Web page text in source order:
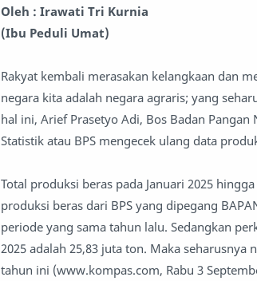
Oleh : Irawati Tri Kurnia
(Ibu Peduli Umat)
Rakyat kembali merasakan kelangkaan dan
negara kita adalah negara agraris; yang
hal ini, Arief Prasetyo Adi, Bos Badan Pangan
Statistik atau BPS mengecek ulang data
Total produksi beras pada Januari 2025
produksi beras dari BPS yang dipegang
periode yang sama tahun lalu. Sedangkan
2025 adalah 25,83 juta ton. Maka
tahun ini (www.kompas.com, Rabu 3